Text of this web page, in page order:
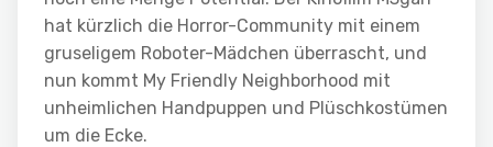
hat kürzlich die Horror-Community mit einem
gruseligem Roboter-Mädchen überrascht, und
nun kommt My Friendly Neighborhood mit
unheimlichen Handpuppen und Plüschkostümen
um die Ecke.